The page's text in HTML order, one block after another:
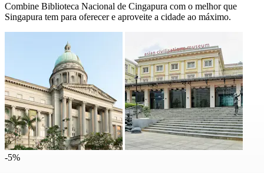
Combine Biblioteca Nacional de Cingapura com o melhor que
Singapura tem para oferecer e aproveite a cidade ao máximo.
-5%